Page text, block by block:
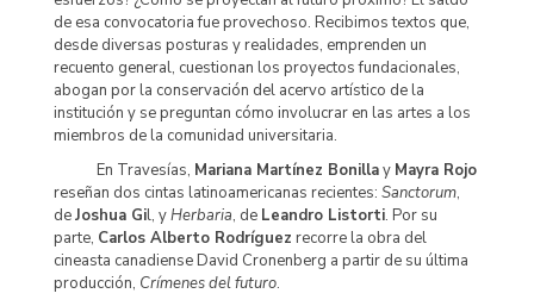
de esa convocatoria fue provechoso. Recibimos textos que,
desde diversas posturas y realidades, emprenden un
recuento general, cuestionan los proyectos fundacionales,
abogan por la conservación del acervo artístico de la
institución y se preguntan cómo involucrar en las artes a los
miembros de la comunidad universitaria.
En Travesías, Mariana Martínez Bonillay Mayra Rojo
reseñan dos cintas latinoamericanas recientes: Sanctorum,
deJoshua Gil, yHerbaria, de Leandro Listorti. Por su
parte, Carlos Alberto Rodríguez recorre la obra del
cineasta canadiense David Cronenberg a partir de su última
producción, Crímenes del futuro.